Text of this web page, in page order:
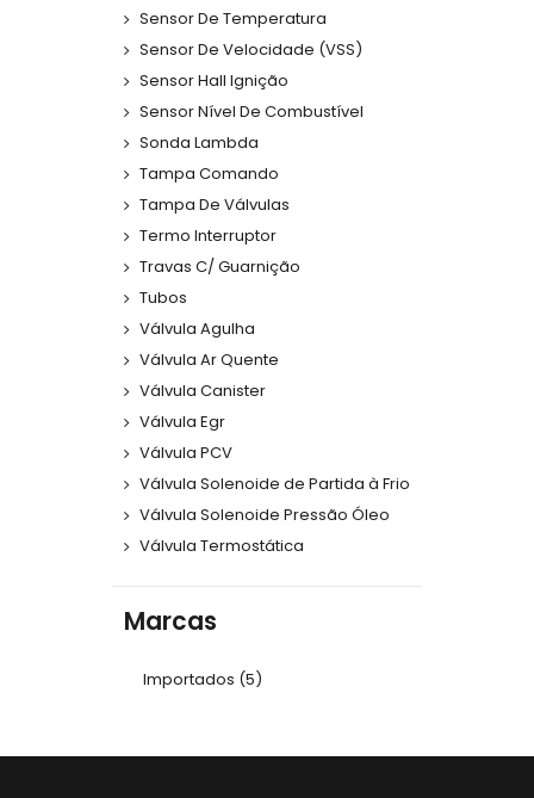
Sensor De Temperatura
Sensor De Velocidade (VSS)
Sensor Hall Ignição
Sensor Nível De Combustível
Sonda Lambda
Tampa Comando
Tampa De Válvulas
Termo Interruptor
Travas C/ Guarnição
Tubos
Válvula Agulha
Válvula Ar Quente
Válvula Canister
Válvula Egr
Válvula PCV
Válvula Solenoide de Partida à Frio
Válvula Solenoide Pressão Óleo
Válvula Termostática
Marcas
Importados (5)